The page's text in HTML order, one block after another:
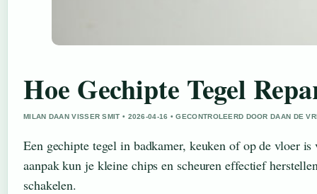
Hoe Gechipte Tegel
MILAN DAAN VISSER SMIT • 2026-04-16 • GECONTROLEERD DOOR DAAN DE
Een gechipte tegel in badkamer, keuken of op de vloer
aanpak kun je kleine chips en scheuren effectief
schakelen.